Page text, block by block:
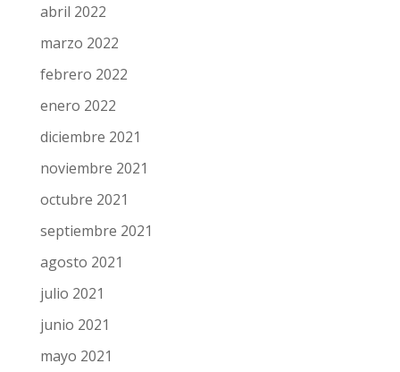
abril 2022
marzo 2022
febrero 2022
enero 2022
diciembre 2021
noviembre 2021
octubre 2021
septiembre 2021
agosto 2021
julio 2021
junio 2021
mayo 2021